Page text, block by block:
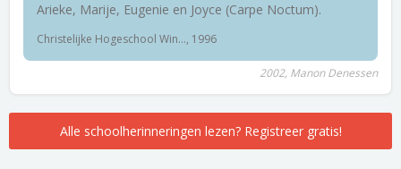
Arieke, Marije, Eugenie en Joyce (Carpe Noctum).
Christelijke Hogeschool Win..., 1996
2002, Manon Denessen
Alle schoolherinneringen lezen? Registreer gratis!